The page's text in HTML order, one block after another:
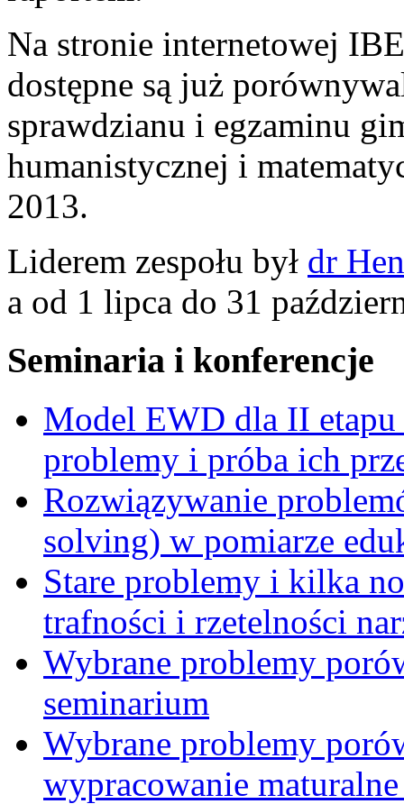
Na stronie internetowej
dostępne są już
sprawdzianu i egzaminu
humanistycznej i
2013.
Liderem zespołu był dr
a od 1 lipca do 31
Seminaria i konferencje
Model EWD dla II etapu
problemy i próba ich
Rozwiązywanie
solving) w pomiarze
Stare problemy i kilka
trafności i rzetelności
Wybrane problemy
seminarium
Wybrane problemy
wypracowanie